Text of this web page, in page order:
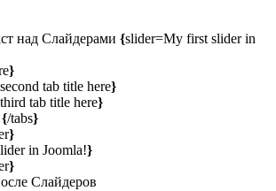
над Слайдерами {slider=My first slider in
}
tab title here}
tab title here}
{/tabs}
}
in Joomla!}
}
Слайдеров